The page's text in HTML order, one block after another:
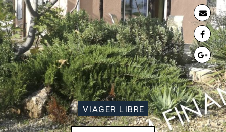
VIAGER LIBRE